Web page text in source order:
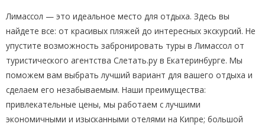
Лимассол — это идеальное место для отдыха. Здесь вы
найдете все: от красивых пляжей до интересных экскурсий. Не
упустите возможность забронировать туры в Лимассол от
туристического агентства Слетать.ру в Екатеринбурге. Мы
поможем вам выбрать лучший вариант для вашего отдыха и
сделаем его незабываемым. Наши преимущества:
привлекательные цены, мы работаем с лучшими
экономичными и изысканными отелями на Кипре; большой